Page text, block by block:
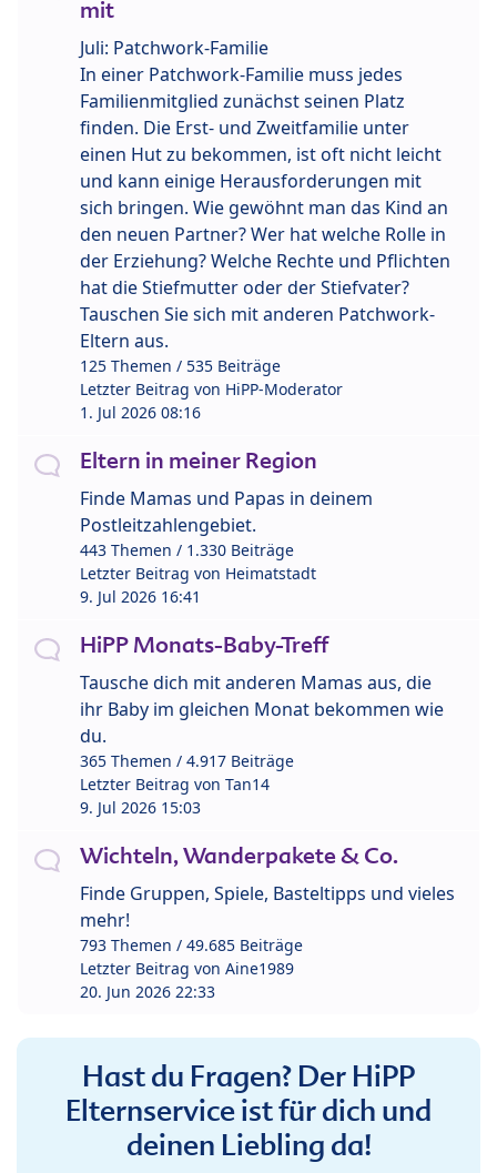
mit
Juli: Patchwork-Familie
In einer Patchwork-Familie muss jedes
Familienmitglied zunächst seinen Platz
finden. Die Erst- und Zweitfamilie unter
einen Hut zu bekommen, ist oft nicht leicht
und kann einige Herausforderungen mit
sich bringen. Wie gewöhnt man das Kind an
den neuen Partner? Wer hat welche Rolle in
der Erziehung? Welche Rechte und Pflichten
hat die Stiefmutter oder der Stiefvater?
Tauschen Sie sich mit anderen Patchwork-
Eltern aus.
125 Themen / 535 Beiträge
Letzter Beitrag von HiPP-Moderator
1. Jul 2026 08:16
Eltern in meiner Region
Finde Mamas und Papas in deinem
Postleitzahlengebiet.
443 Themen / 1.330 Beiträge
Letzter Beitrag von Heimatstadt
9. Jul 2026 16:41
HiPP Monats-Baby-Treff
Tausche dich mit anderen Mamas aus, die
ihr Baby im gleichen Monat bekommen wie
du.
365 Themen / 4.917 Beiträge
Letzter Beitrag von Tan14
9. Jul 2026 15:03
Wichteln, Wanderpakete & Co.
Finde Gruppen, Spiele, Basteltipps und vieles
mehr!
793 Themen / 49.685 Beiträge
Letzter Beitrag von Aine1989
20. Jun 2026 22:33
Hast du Fragen? Der HiPP
Elternservice ist für dich und
deinen Liebling da!